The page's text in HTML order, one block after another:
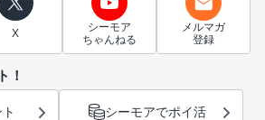
X
シーモア
ちゃんねる
メルマガ
登録
！
シーモアでポイ活